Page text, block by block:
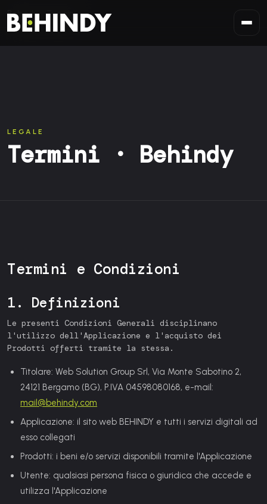
Vai al contenuto
Behindy Termini
LEGALE
Termini · Behindy
Termini e Condizioni
1. Definizioni
Le presenti Condizioni Generali disciplinano
l'utilizzo dell'Applicazione e l'acquisto dei
Prodotti offerti tramite la stessa.
Titolare: Web Solution Group Srl, Via Monte Sabotino 2,
24121 Bergamo (BG), P.IVA 04598080168, e-mail:
mail@behindy.com
Applicazione: il sito web BEHINDY e tutti i servizi digitali ad
esso collegati
Prodotti: i beni e/o servizi disponibili tramite l'Applicazione
Utente: qualsiasi persona fisica o giuridica che accede e
utilizza l'Applicazione